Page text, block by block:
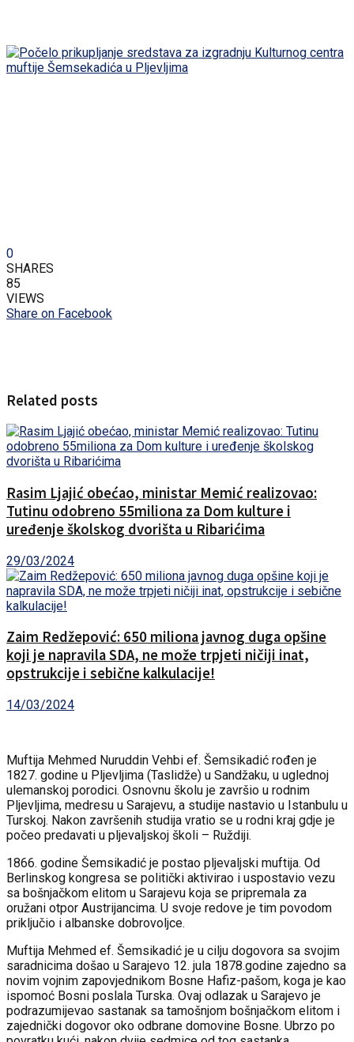
0
SHARES
85
VIEWS
Share on Facebook
Related posts
Rasim Ljajić obećao, ministar Memić realizovao:
Tutinu odobreno 55miliona za Dom kulture i
uređenje školskog dvorišta u Ribarićima
29/03/2024
Zaim Redžepović: 650 miliona javnog duga opšine
koji je napravila SDA, ne može trpjeti ničiji inat,
opstrukcije i sebične kalkulacije!
14/03/2024
Muftija Mehmed Nuruddin Vehbi ef. Šemsikadić rođen je
1827. godine u Pljevljima (Taslidže) u Sandžaku, u uglednoj
ulemanskoj porodici. Osnovnu školu je završio u rodnim
Pljevljima, medresu u Sarajevu, a studije nastavio u Istanbulu u
Turskoj. Nakon završenih studija vratio se u rodni kraj gdje je
počeo predavati u pljevaljskoj školi – Ruždiji.
1866. godine Šemsikadić je postao pljevaljski muftija. Od
Berlinskog kongresa se politički aktivirao i uspostavio vezu
sa bošnjačkom elitom u Sarajevu koja se pripremala za
oružani otpor Austrijancima. U svoje redove je tim povodom
priključio i albanske dobrovoljce.
Muftija Mehmed ef. Šemsikadić je u cilju dogovora sa svojim
saradnicima došao u Sarajevo 12. jula 1878.godine zajedno sa
novim vojnim zapovjednikom Bosne Hafiz-pašom, koga je kao
ispomoć Bosni poslala Turska. Ovaj odlazak u Sarajevo je
podrazumijevao sastanak sa tamošnjom bošnjačkom elitom i
zajednički dogovor oko odbrane domovine Bosne. Ubrzo po